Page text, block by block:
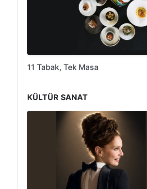
11 Tabak, Tek Masa
KÜLTÜR SANAT